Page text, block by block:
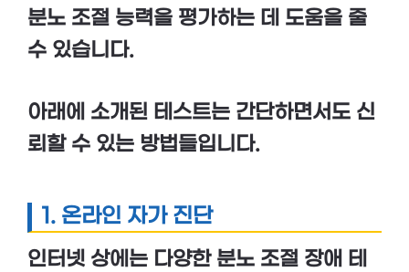
분노 조절 능력을 평가하는 데 도움을 줄
수 있습니다.
아래에 소개된 테스트는 간단하면서도 신
뢰할 수 있는 방법들입니다.
1. 온라인 자가 진단
인터넷 상에는 다양한 분노 조절 장애 테